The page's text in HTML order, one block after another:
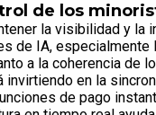
de los
la visibilidad y la
de IA,
a la coherencia de
en la
de pago